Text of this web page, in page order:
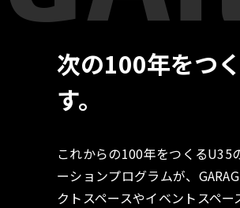
次の100年をつ
す。
これからの100年をつくるU35
ーションプログラムが、
クトスペースやイベントスペ